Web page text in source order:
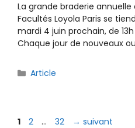
La grande braderie
Facultés Loyola Paris se
mardi 4 juin prochain, de
Chaque jour de nouveaux
Catégories
Article
Page
1 Page
2 … Page
32 → suivant